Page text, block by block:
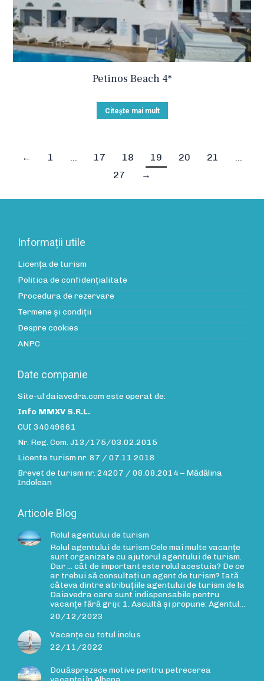
Petinos Beach 4*
Citește mai mult
← 1 … 17 18 19 20 21
…
27
→
Informații utile
Licența de turism
Politica de confidenţialitate
Procedura de rezervare
Termene și condiții
Despre cookies
ANPC
Date companie
Site-ul daiavedra.com este operat de:
Info MMXV S.R.L.
CUI 34049661
Nr. Reg. Com. J13/175/03.02.2015
Licenta turism nr. 87 / 07.11.2018
Brevet de turism nr. 24207 / 08.08.2014 – Mădălina
Indolean
Articole Blog
Rolul agentului de turism
Rolul agentului de turism Cele mai multe vacanțe
sunt organizate cu ajutorul agentului de turism.
Dar ... cât de important este rolul acestuia? De ce
ar trebui să consultați un agent de turism? Iată
câteva dintre atribuțiile agentului de turism de la
Daiavedra care sunt indispensabile pentru
vacanțe fără griji: 1. Ascultă și propune: Agentul…
20/12/2023
Vacanțe cu totul inclus
22/11/2022
Douăsprezece motive pentru petrecerea